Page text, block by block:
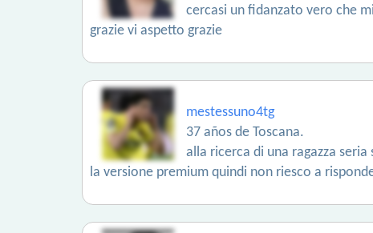
cercasi un fidanzato vero che
grazie vi aspetto grazie
mestessuno4tg
37 años de Toscana.
alla ricerca di una ragazza
la versione premium quindi non riesco a